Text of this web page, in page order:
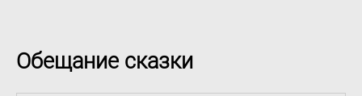
Обещание сказки